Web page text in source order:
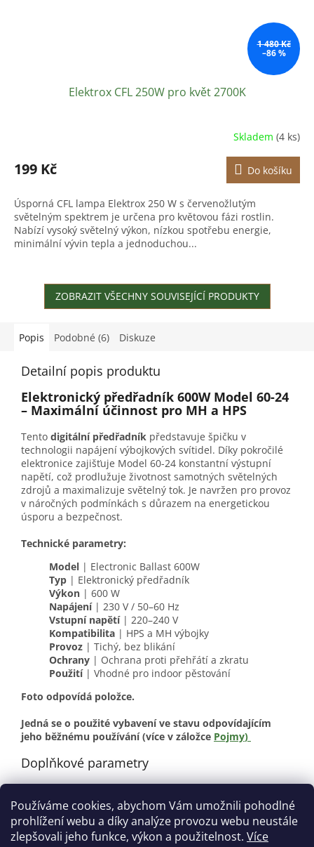
Používáme cookies, abychom Vám umožnili pohodlné
prohlížení webu a díky analýze provozu webu neustále
zlepšovali jeho funkce, výkon a použitelnost. Více
1 480 Kč
–86 %
Elektrox CFL 250W pro květ 2700K
Skladem (4 ks)
199 Kč Do košíku
Úsporná CFL lampa Elektrox 250 W s červenožlutým
světelným spektrem je určena pro květovou fázi rostlin.
Nabízí vysoký světelný výkon, nízkou spotřebu energie,
minimální vývin tepla a jednoduchou...
ZOBRAZIT VŠECHNY SOUVISEJÍCÍ PRODUKTY
Popis Podobné (6) Diskuze
Detailní popis produktu
Elektronický předřadník 600W Model 60-24
– Maximální účinnost pro MH a HPS
Tento digitální předřadník představuje špičku v
technologii napájení výbojkových svítidel. Díky pokročilé
elektronice zajišťuje Model 60-24 konstantní výstupní
napětí, což prodlužuje životnost samotných světelných
zdrojů a maximalizuje světelný tok. Je navržen pro provoz
v náročných podmínkách s důrazem na energetickou
úsporu a bezpečnost.
Technické parametry:
Model | Electronic Ballast 600W
Typ | Elektronický předřadník
Výkon | 600 W
Napájení| 230 V / 50–60 Hz
Vstupní napětí| 220–240 V
Kompatibilita | HPS a MH výbojky
Provoz | Tichý, bez blikání
Ochrany | Ochrana proti přehřátí a zkratu
Použití| Vhodné pro indoor pěstování
Foto odpovídá položce.
Jedná se o použité vybavení ve stavu odpovídajícím
jeho běžnému používání (více v záložce Pojmy)
Doplňkové parametry
Stav:
Použité
? Materiál: Hliník